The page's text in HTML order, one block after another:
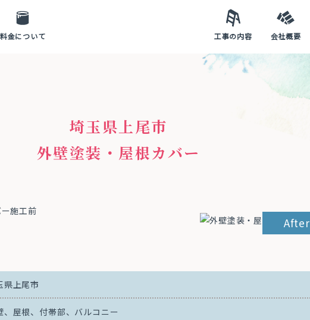
料金について 工事の内容 会社概要
埼玉県上尾市
外壁塗装・屋根カバー
After
県上尾市
、屋根、付帯部、バルコニー